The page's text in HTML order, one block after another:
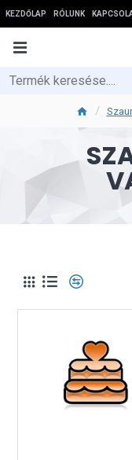
KEZDŐLAP RÓLUNK